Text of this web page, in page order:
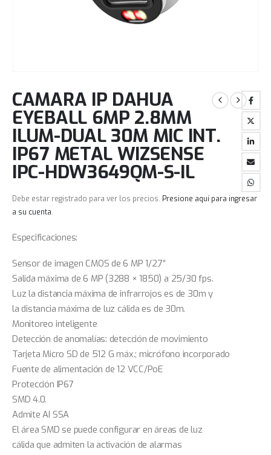
CAMARA IP DAHUA
EYEBALL 6MP 2.8MM
ILUM-DUAL 30M MIC INT.
IP67 METAL WIZSENSE
IPC-HDW3649QM-S-IL
Debe estar registrado para ver los precios. Presione aquí para ingresar
a su cuenta.
Especificaciones:
Sensor de imagen CMOS de 6 MP 1/2,7″
Salida máxima de 6 MP (3288 × 1850) a 25/30 fps.
Luz la distancia máxima de infrarrojos es de 30m y
la distancia máxima de luz cálida es de 30m.
Monitoreo inteligente
Detección de anomalías: detección de movimiento
Tarjeta Micro SD de 512 G máx.; micrófono incorporado
Fuente de alimentación de 12 VCC/PoE
Protección IP67
SMD 4.0.
Admite AI SSA
El área SMD se puede configurar en áreas de luz
cálida que admiten la activación de alarmas